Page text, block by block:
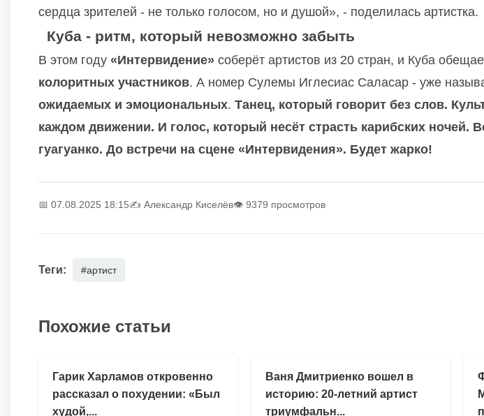
сердца зрителей - не только голосом, но и душой», - поделилась артистка.
Куба - ритм, который невозможно забыть
В этом году «Интервидение» соберёт артистов из 20 стран, и Куба
колоритных участников. А номер Сулемы Иглесиас Саласар - уже
ожидаемых и эмоциональных. Танец, который говорит без слов.
каждом движении. И голос, который несёт страсть карибских ночей.
гуагуанко. До встречи на сцене «Интервидения». Будет жарко!
📅 07.08.2025 18:15✍️ Александр Киселёв👁 9379 просмотров
Теги: #артист
Похожие статьи
Гарик Харламов откровенно
рассказал о похудении: «Был
худой,...
Ваня Дмитриенко вошел в
историю: 20-летний артист
триумфальн...